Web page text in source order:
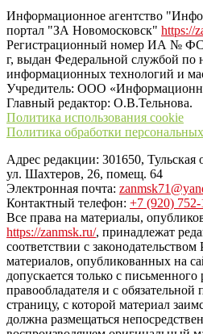
Информационное агентство
портал "ЗА Новомосковск" https://
Регистрационный номер ИА №
г, выдан Федеральной службой по
информационных технологий и
Учредитель: ООО
Главный редактор: О.В.Тельнова.
Политика использования cookie
Политика обработки
Адрес редакции: 301650, Тульская
ул. Шахтеров, 26, помещ. 64
Электронная почта:
Контактный телефон: +7 (920) 752-
Все права на материалы,
https://zanmsk.ru/, принадлежат
соответствии с
материалов, опубликованных на
допускается только с письменного
правообладателя и с
страницу, с которой материал
должна размещаться